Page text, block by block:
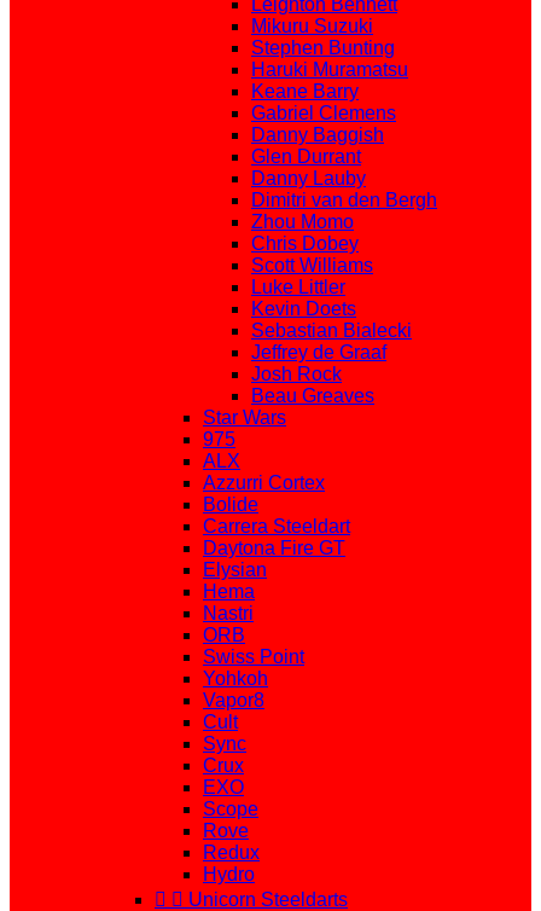
Leighton Bennett
Mikuru Suzuki
Stephen Bunting
Haruki Muramatsu
Keane Barry
Gabriel Clemens
Danny Baggish
Glen Durrant
Danny Lauby
Dimitri van den Bergh
Zhou Momo
Chris Dobey
Scott Williams
Luke Littler
Kevin Doets
Sebastian Bialecki
Jeffrey de Graaf
Josh Rock
Beau Greaves
Star Wars
975
ALX
Azzurri Cortex
Bolide
Carrera Steeldart
Daytona Fire GT
Elysian
Hema
Nastri
ORB
Swiss Point
Yohkoh
Vapor8
Cult
Sync
Crux
EXO
Scope
Rove
Redux
Hydro
  Unicorn Steeldarts